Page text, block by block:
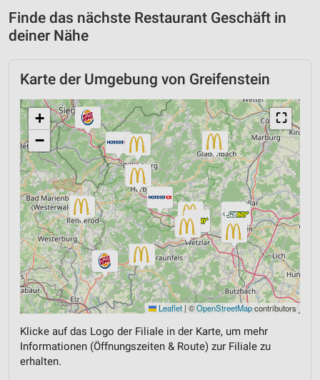
Finde das nächste Restaurant Geschäft in
deiner Nähe
Karte der Umgebung von Greifenstein
⛶
+
−
Leaflet | ©OpenStreetMapcontributors
Klicke auf das Logo der Filiale in der Karte, um mehr
Informationen (Öffnungszeiten & Route) zur Filiale zu
erhalten.